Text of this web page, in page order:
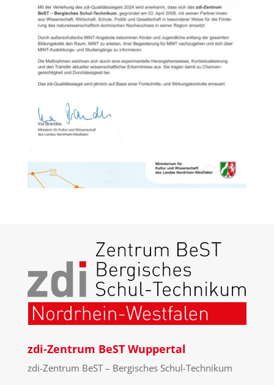
zdi-Zentrum BeST Wuppertal
zdi-Zentrum BeST – Bergisches Schul-Technikum